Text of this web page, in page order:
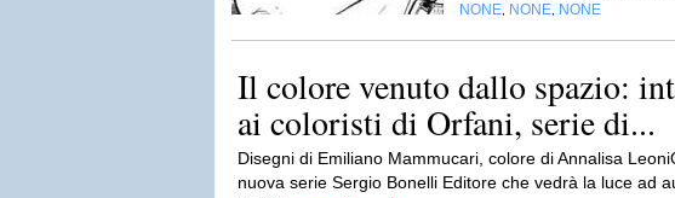
NONE NONE NONE
Il colore venuto dallo spazio:
ai coloristi di Orfani, serie di...
Disegni di Emiliano Mammucari, colore di Annalisa
nuova serie Sergio Bonelli Editore che vedrà la luce ad